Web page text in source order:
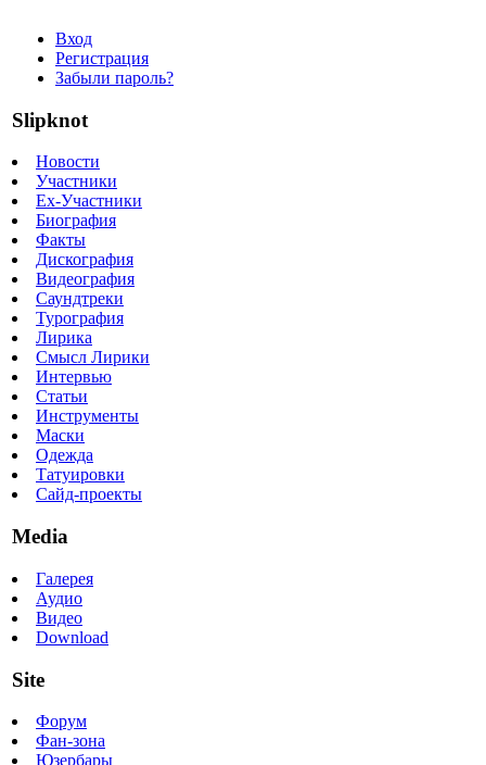
Вход
Регистрация
Забыли пароль?
Slipknot
Новости
Участники
Ex-Участники
Биография
Факты
Дискография
Видеография
Саундтреки
Турография
Лирика
Смысл Лирики
Интервью
Статьи
Инструменты
Маски
Одежда
Татуировки
Сайд-проекты
Media
Галерея
Аудио
Видео
Download
Site
Форум
Фан-зона
Юзербары